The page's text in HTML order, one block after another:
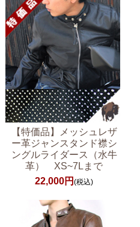
【特価品】メッシュレザ
ー革ジャンスタンド襟シ
ングルライダース（水牛
革） XS~7Lまで
22,000円(税込)